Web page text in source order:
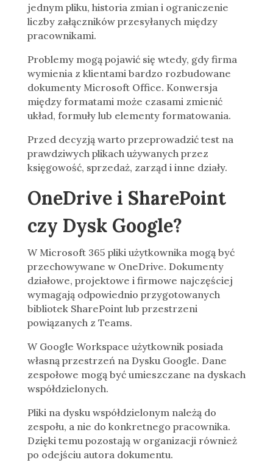
jednym pliku, historia zmian i ograniczenie
liczby załączników przesyłanych między
pracownikami.
Problemy mogą pojawić się wtedy, gdy firma
wymienia z klientami bardzo rozbudowane
dokumenty Microsoft Office. Konwersja
między formatami może czasami zmienić
układ, formuły lub elementy formatowania.
Przed decyzją warto przeprowadzić test na
prawdziwych plikach używanych przez
księgowość, sprzedaż, zarząd i inne działy.
OneDrive i SharePoint
czy Dysk Google?
W Microsoft 365 pliki użytkownika mogą być
przechowywane w OneDrive. Dokumenty
działowe, projektowe i firmowe najczęściej
wymagają odpowiednio przygotowanych
bibliotek SharePoint lub przestrzeni
powiązanych z Teams.
W Google Workspace użytkownik posiada
własną przestrzeń na Dysku Google. Dane
zespołowe mogą być umieszczane na dyskach
współdzielonych.
Pliki na dysku współdzielonym należą do
zespołu, a nie do konkretnego pracownika.
Dzięki temu pozostają w organizacji również
po odejściu autora dokumentu.